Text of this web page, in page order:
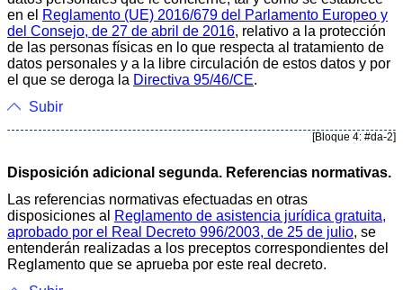
en el Reglamento (UE) 2016/679 del Parlamento Europeo y
del Consejo, de 27 de abril de 2016, relativo a la protección
de las personas físicas en lo que respecta al tratamiento de
datos personales y a la libre circulación de estos datos y por
el que se deroga la Directiva 95/46/CE.
Subir
[Bloque 4: #da-2]
Disposición adicional segunda. Referencias normativas.
Las referencias normativas efectuadas en otras
disposiciones al
Reglamento de asistencia jurídica gratuita,
aprobado por el Real Decreto 996/2003, de 25 de julio, se
entenderán realizadas a los preceptos correspondientes del
Reglamento que se aprueba por este real decreto.